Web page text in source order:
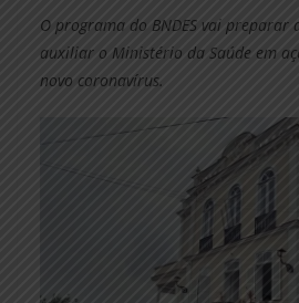
O programa do BNDES vai preparar
auxiliar o Ministério da Saúde em
novo coronavírus.